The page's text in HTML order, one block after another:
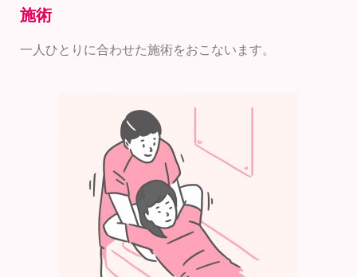
施術
一人ひとりに合わせた施術をおこないます。